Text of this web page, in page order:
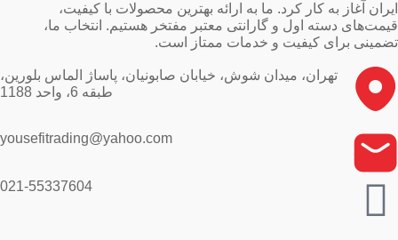
ایران آغاز به کار کرد. ما به ارائه بهترین محصولات با کیفیت،
قیمت‌های دسته اول و گارانتی معتبر مفتخر هستیم. انتخاب ما،
تضمینی برای کیفیت و خدمات ممتاز است.
تهران، میدان شوش، خیابان صابونیان، پاساژ الماس بلورین،
طبقه 6، واحد 1188
yousefitrading@yahoo.com
021-55337604